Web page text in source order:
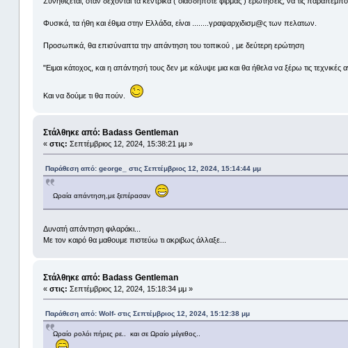
Φυσικά, τα ήθη και έθιμα στην Ελλάδα, είναι ........γραψαρχιδισμ@ς των πελατων.
Προσωπικά, θα επισύναπτα την απάντηση του τοπικού , με δεύτερη ερώτηση
"Ειμαι κάτοχος, και η απάντησή τους δεν με κάλυψε μια και θα ήθελα να ξέρω τις
Και να δούμε τι θα πούν.
Στάλθηκε από: Badass Gentleman
« στις: Σεπτέμβριος 12, 2024, 15:38:21 μμ »
Παράθεση από: george_ στις Σεπτέμβριος 12, 2024, 15:14:44 μμ
Ωραία απάντηση,με ξεπέρασαν
Δυνατή απάντηση φιλαράκι...
Με τον καιρό θα μαθουμε πιστεύω τι ακριβως άλλαξε...
Στάλθηκε από: Badass Gentleman
« στις: Σεπτέμβριος 12, 2024, 15:18:34 μμ »
Παράθεση από: Wolf- στις Σεπτέμβριος 12, 2024, 15:12:38 μμ
Ωραίο ρολόι πήρες ρε.. και σε Ωραίο μέγεθος..